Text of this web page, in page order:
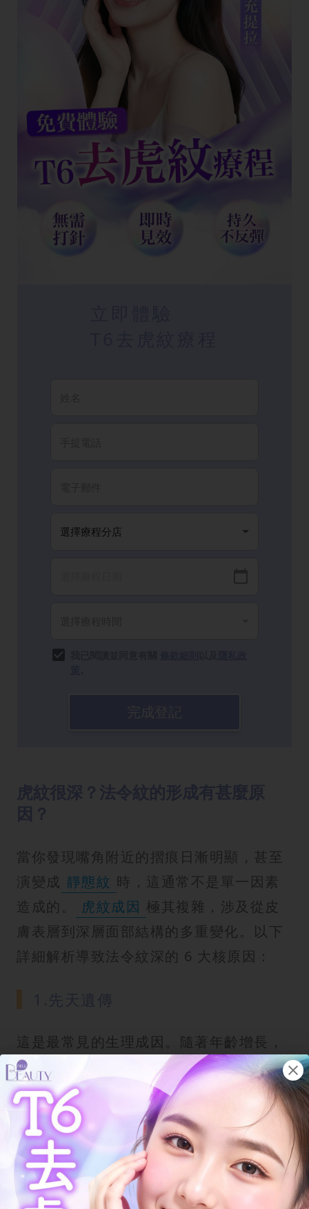
當你發現嘴角附近的摺痕日漸明顯，甚至
演變成 靜態紋 時，這通常不是單一因素
造成的。
虎紋成因 極其複雜，涉及從皮
膚表層到深層面部結構的多重變化。以下
詳細解析導致法令紋深的 6 大核原因：
這是最常見的生理成因。隨著年齡增長，
位於真皮層內的
膠原蛋白
與彈性蛋白會
以每年約 1% 的速度流失。當這些維持肌
膚彈性的支架斷裂，臉部皮膚就會因失去
撐托而變得
鬆弛 ，導致 蘋果肌 下垂，組
織堆疊在法令紋位置，形成深深的溝壑。